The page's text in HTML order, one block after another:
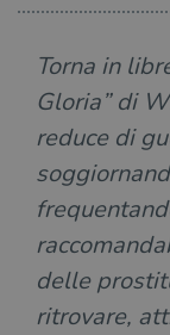
Torna in
Gloria” di
reduce di
delle
ritrovare,